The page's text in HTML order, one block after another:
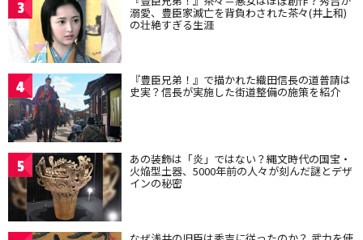
3 溺愛、豊臣家滅亡を背負わされた茶々(井上和)
の壮絶すぎる生涯
4 『豊臣兄弟！』で描かれた織田信長の道普請は
史実？信長が実施した街道整備の施策を紹介
5 あの装飾は「炎」ではない？縄文時代の国宝・
火焔型土器、5000年前の人々が刻んだ謎とデザ
インの秘密